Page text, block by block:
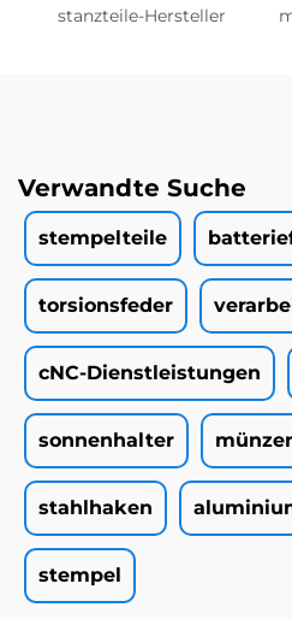
stanzteile-Hersteller
Verwandte Suche
stempelteile
torsionsfeder
cNC-Dienstleistungen
sonnenhalter
stahlhaken
stempel